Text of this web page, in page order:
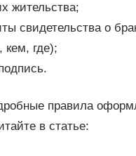
жительства;
свидетельства о
кем, где);
правила
в статье: